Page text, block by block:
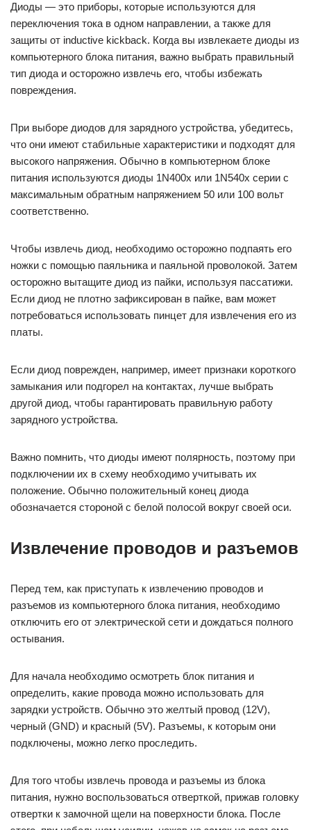
Диоды — это приборы, которые используются для
переключения тока в одном направлении, а также для
защиты от inductive kickback. Когда вы извлекаете диоды из
компьютерного блока питания, важно выбрать правильный
тип диода и осторожно извлечь его, чтобы избежать
повреждения.
При выборе диодов для зарядного устройства, убедитесь,
что они имеют стабильные характеристики и подходят для
высокого напряжения. Обычно в компьютерном блоке
питания используются диоды 1N400x или 1N540x серии с
максимальным обратным напряжением 50 или 100 вольт
соответственно.
Чтобы извлечь диод, необходимо осторожно подпаять его
ножки с помощью паяльника и паяльной проволокой. Затем
осторожно вытащите диод из пайки, используя пассатижи.
Если диод не плотно зафиксирован в пайке, вам может
потребоваться использовать пинцет для извлечения его из
платы.
Если диод поврежден, например, имеет признаки короткого
замыкания или подгорел на контактах, лучше выбрать
другой диод, чтобы гарантировать правильную работу
зарядного устройства.
Важно помнить, что диоды имеют полярность, поэтому при
подключении их в схему необходимо учитывать их
положение. Обычно положительный конец диода
обозначается стороной с белой полосой вокруг своей оси.
Извлечение проводов и разъемов
Перед тем, как приступать к извлечению проводов и
разъемов из компьютерного блока питания, необходимо
отключить его от электрической сети и дождаться полного
остывания.
Для начала необходимо осмотреть блок питания и
определить, какие провода можно использовать для
зарядки устройств. Обычно это желтый провод (12V),
черный (GND) и красный (5V). Разъемы, к которым они
подключены, можно легко проследить.
Для того чтобы извлечь провода и разъемы из блока
питания, нужно воспользоваться отверткой, прижав головку
отвертки к замочной щели на поверхности блока. После